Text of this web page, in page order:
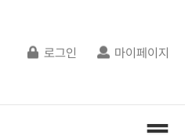
로그인 마이페이지